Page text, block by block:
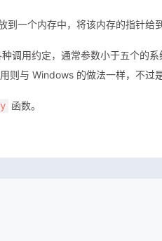
一个内存中，将该内存的指针给到
调用约定，通常参数小于五个的
则与 Windows 的做法一样，不过
函数。